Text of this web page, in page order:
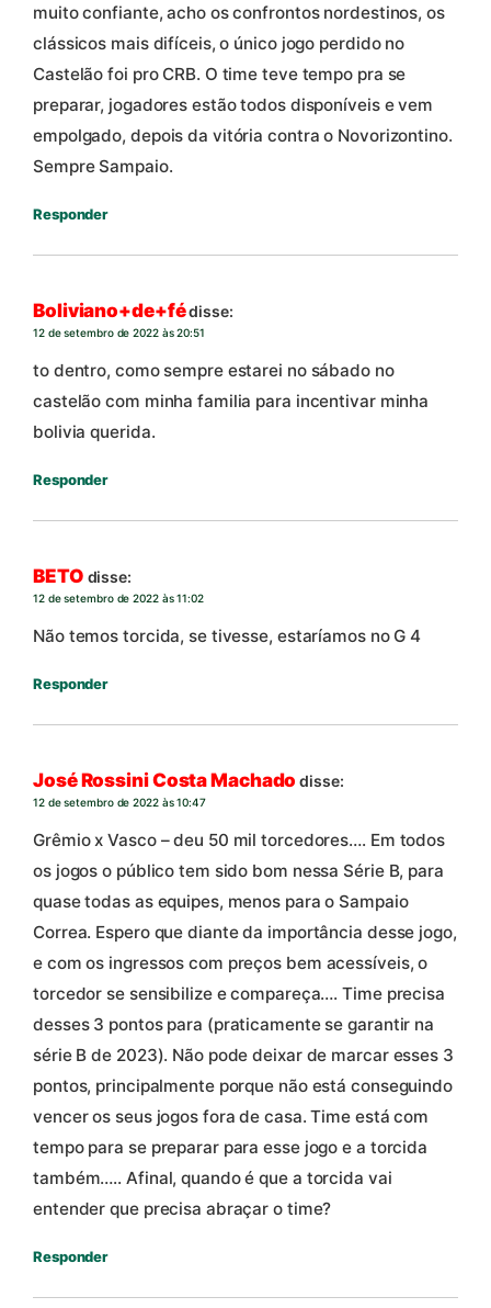
muito confiante, acho os confrontos nordestinos, os
clássicos mais difíceis, o único jogo perdido no
Castelão foi pro CRB. O time teve tempo pra se
preparar, jogadores estão todos disponíveis e vem
empolgado, depois da vitória contra o Novorizontino.
Sempre Sampaio.
Responder
Boliviano+de+fédisse:
12 de setembro de 2022 às 20:51
to dentro, como sempre estarei no sábado no
castelão com minha familia para incentivar minha
bolivia querida.
Responder
BETO disse:
12 de setembro de 2022 às 11:02
Não temos torcida, se tivesse, estaríamos no G 4
Responder
José Rossini Costa Machado disse:
12 de setembro de 2022 às 10:47
Grêmio x Vasco – deu 50 mil torcedores…. Em todos
os jogos o público tem sido bom nessa Série B, para
quase todas as equipes, menos para o Sampaio
Correa. Espero que diante da importância desse jogo,
e com os ingressos com preços bem acessíveis, o
torcedor se sensibilize e compareça…. Time precisa
desses 3 pontos para (praticamente se garantir na
série B de 2023). Não pode deixar de marcar esses 3
pontos, principalmente porque não está conseguindo
vencer os seus jogos fora de casa. Time está com
tempo para se preparar para esse jogo e a torcida
também….. Afinal, quando é que a torcida vai
entender que precisa abraçar o time?
Responder